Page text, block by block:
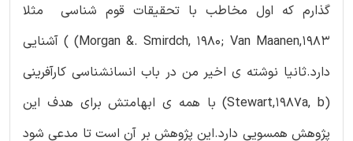
گذارم که اول مخاطب با تحقیقات قوم شناسی مثلا
Morgan &. Smirdch, 1980; Van Maanen,1983) ) آشنایی
دارد.ثانیا نوشته ی اخیر من در باب انسانشناسی کارآفرینی
(Stewart,1987a, b) با همه ی ابهامتش برای هدف این
پژوهش همسویی دارد.این پژوهش بر آن است تا مدعی شود